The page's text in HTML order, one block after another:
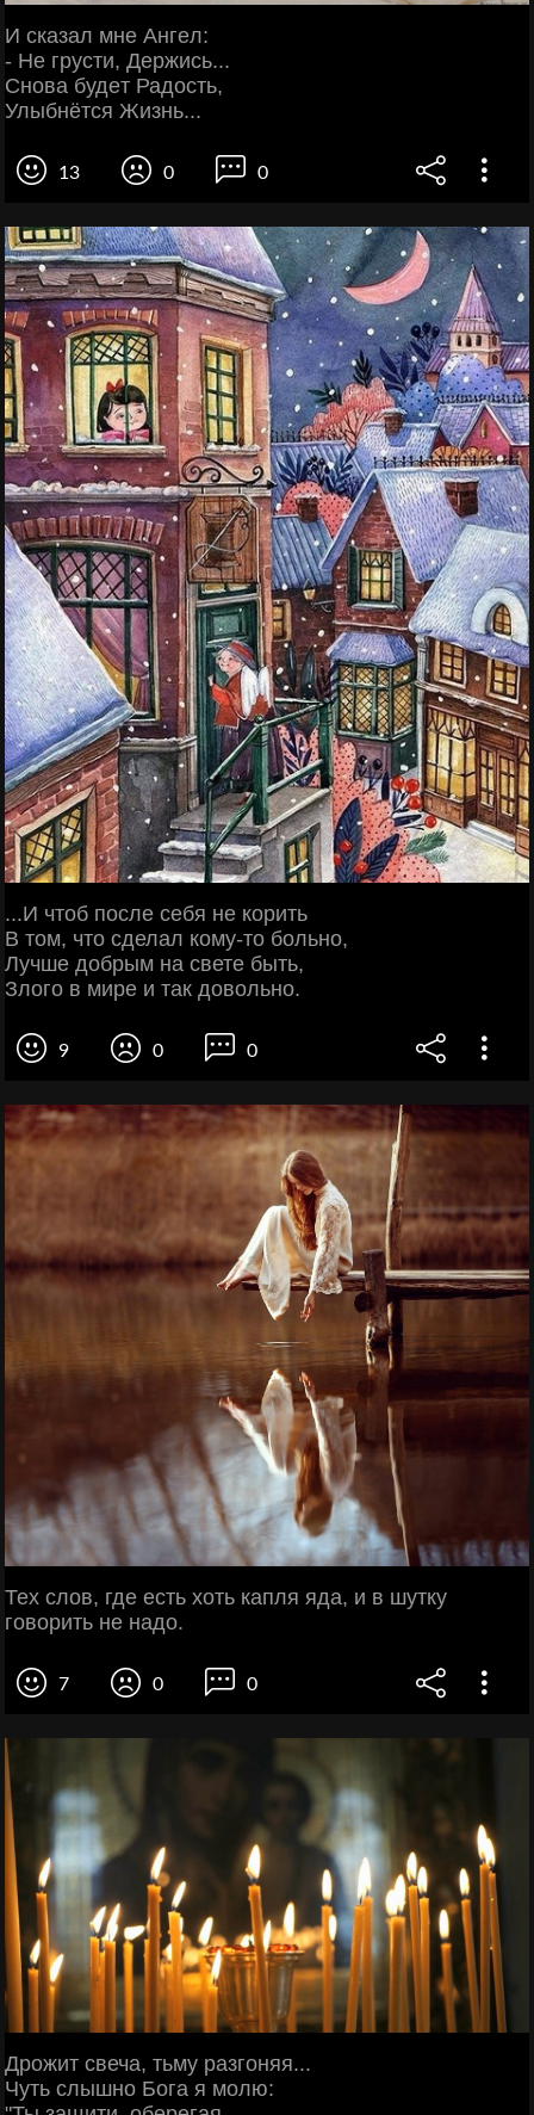
И сказал мнe Ангeл:
- Нe грусти, Дeржись...
Снова будeт Радость,
Улыбнётся Жизнь...
13 0 0
...И чтоб после себя не корить
В том, что сделал кому-то больно,
Лучше добрым на свете быть,
Злого в мире и так довольно.
9 0 0
Тех слов, где есть хоть капля яда, и в шутку
говорить не надо.
7 0 0
Дрожит свеча, тьму разгоняя...
Чуть слышно Бога я молю: